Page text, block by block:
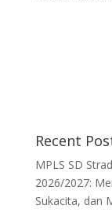
Recent
MPLS SD
2026/2027:
Sukacita, dan